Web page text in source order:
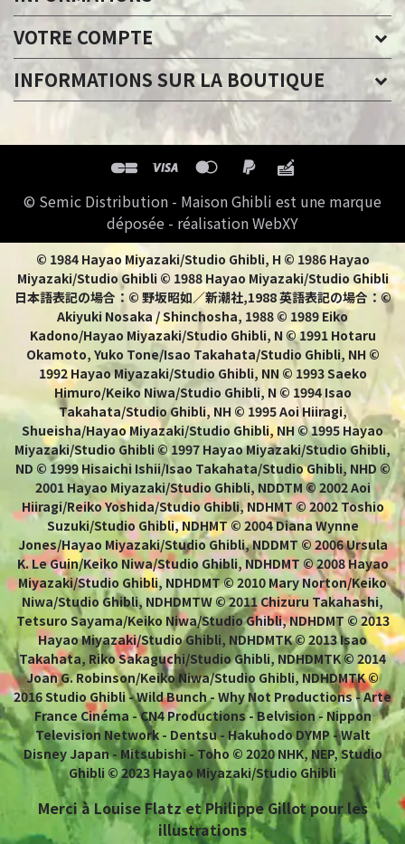
VOTRE COMPTE
INFORMATIONS SUR LA BOUTIQUE
© Semic Distribution - Maison Ghibli est une marque
déposée - réalisation WebXY
© 1984 Hayao Miyazaki/Studio Ghibli, H © 1986 Hayao
Miyazaki/Studio Ghibli © 1988 Hayao Miyazaki/Studio Ghibli
日本語表記の場合：© 野坂昭如／新潮社,1988 英語表記の場合：©
Akiyuki Nosaka / Shinchosha, 1988 © 1989 Eiko
Kadono/Hayao Miyazaki/Studio Ghibli, N © 1991 Hotaru
Okamoto, Yuko Tone/Isao Takahata/Studio Ghibli, NH ©
1992 Hayao Miyazaki/Studio Ghibli, NN © 1993 Saeko
Himuro/Keiko Niwa/Studio Ghibli, N © 1994 Isao
Takahata/Studio Ghibli, NH © 1995 Aoi Hiiragi,
Shueisha/Hayao Miyazaki/Studio Ghibli, NH © 1995 Hayao
Miyazaki/Studio Ghibli © 1997 Hayao Miyazaki/Studio Ghibli,
ND © 1999 Hisaichi Ishii/Isao Takahata/Studio Ghibli, NHD ©
2001 Hayao Miyazaki/Studio Ghibli, NDDTM © 2002 Aoi
Hiiragi/Reiko Yoshida/Studio Ghibli, NDHMT © 2002 Toshio
Suzuki/Studio Ghibli, NDHMT © 2004 Diana Wynne
Jones/Hayao Miyazaki/Studio Ghibli, NDDMT © 2006 Ursula
K. Le Guin/Keiko Niwa/Studio Ghibli, NDHDMT © 2008 Hayao
Miyazaki/Studio Ghibli, NDHDMT © 2010 Mary Norton/Keiko
Niwa/Studio Ghibli, NDHDMTW © 2011 Chizuru Takahashi,
Tetsuro Sayama/Keiko Niwa/Studio Ghibli, NDHDMT © 2013
Hayao Miyazaki/Studio Ghibli, NDHDMTK © 2013 Isao
Takahata, Riko Sakaguchi/Studio Ghibli, NDHDMTK © 2014
Joan G. Robinson/Keiko Niwa/Studio Ghibli, NDHDMTK ©
2016 Studio Ghibli - Wild Bunch - Why Not Productions - Arte
France Cinéma - CN4 Productions - Belvision - Nippon
Television Network - Dentsu - Hakuhodo DYMP - Walt
Disney Japan - Mitsubishi - Toho © 2020 NHK, NEP, Studio
Ghibli © 2023 Hayao Miyazaki/Studio Ghibli
Merci à Louise Flatz et Philippe Gillot pour les
illustrations